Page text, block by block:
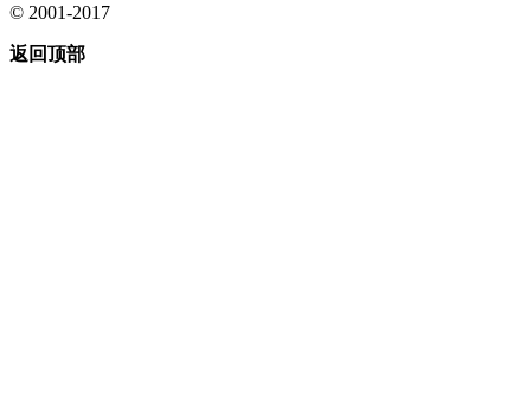
© 2001-2017
返回顶部